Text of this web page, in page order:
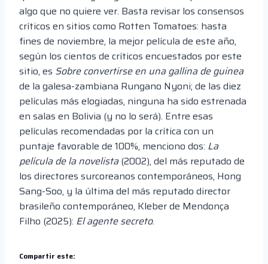
algo que no quiere ver. Basta revisar los consensos
críticos en sitios como Rotten Tomatoes: hasta
fines de noviembre, la mejor película de este año,
según los cientos de críticos encuestados por este
sitio, es Sobre convertirse en una gallina de guinea
de la galesa-zambiana Rungano Nyoni; de las diez
películas más elogiadas, ninguna ha sido estrenada
en salas en Bolivia (y no lo será). Entre esas
películas recomendadas por la crítica con un
puntaje favorable de 100%, menciono dos: La
película de la novelista(2002), del más reputado de
los directores surcoreanos contemporáneos, Hong
Sang-Soo, y la última del más reputado director
brasileño contemporáneo, Kleber de Mendonça
Filho (2025): El agente secreto.
Compartir este: